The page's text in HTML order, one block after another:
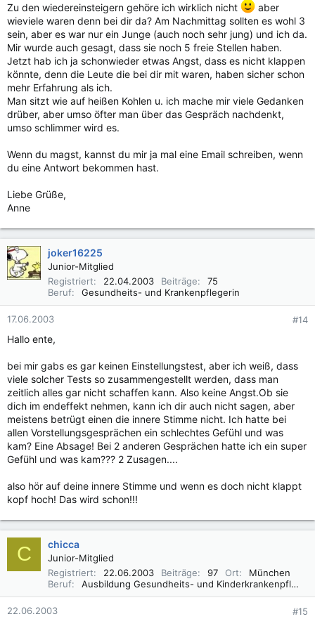
Zu den wiedereinsteigern gehöre ich wirklich nicht
aber
wieviele waren denn bei dir da? Am Nachmittag sollten es wohl 3
sein, aber es war nur ein Junge (auch noch sehr jung) und ich da.
Mir wurde auch gesagt, dass sie noch 5 freie Stellen haben.
Jetzt hab ich ja schonwieder etwas Angst, dass es nicht klappen
könnte, denn die Leute die bei dir mit waren, haben sicher schon
mehr Erfahrung als ich.
Man sitzt wie auf heißen Kohlen u. ich mache mir viele Gedanken
drüber, aber umso öfter man über das Gespräch nachdenkt,
umso schlimmer wird es.
Wenn du magst, kannst du mir ja mal eine Email schreiben, wenn
du eine Antwort bekommen hast.
Liebe Grüße,
Anne
joker16225
Junior-Mitglied
Registriert
22.04.2003 Beiträge
75
Beruf
Gesundheits- und Krankenpflegerin
17.06.2003 #14
Hallo ente,
bei mir gabs es gar keinen Einstellungstest, aber ich weiß, dass
viele solcher Tests so zusammengestellt werden, dass man
zeitlich alles gar nicht schaffen kann. Also keine Angst.Ob sie
dich im endeffekt nehmen, kann ich dir auch nicht sagen, aber
meistens betrügt einen die innere Stimme nicht. Ich hatte bei
allen Vorstellungsgesprächen ein schlechtes Gefühl und was
kam? Eine Absage! Bei 2 anderen Gesprächen hatte ich ein super
Gefühl und was kam??? 2 Zusagen....
also hör auf deine innere Stimme und wenn es doch nicht klappt
kopf hoch! Das wird schon!!!
C chicca
Junior-Mitglied
Registriert
22.06.2003 Beiträge 97 Ort
München
Beruf
Ausbildung Gesundheits- und Kinderkrankenpflegerin
22.06.2003 #15